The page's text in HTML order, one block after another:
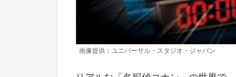
画像提供：ユニバーサル・スタジオ・ジャパン